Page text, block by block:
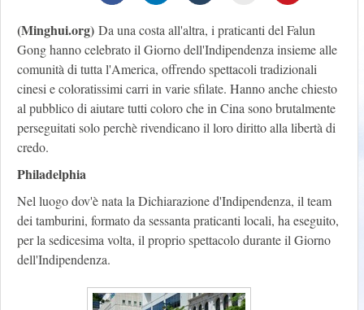
(Minghui.org) Da una costa all'altra, i praticanti del Falun
Gong hanno celebrato il Giorno dell'Indipendenza insieme alle
comunità di tutta l'America, offrendo spettacoli tradizionali
cinesi e coloratissimi carri in varie sfilate. Hanno anche chiesto
al pubblico di aiutare tutti coloro che in Cina sono brutalmente
perseguitati solo perchè rivendicano il loro diritto alla libertà di
credo.
Philadelphia
Nel luogo dov'è nata la Dichiarazione d'Indipendenza, il team
dei tamburini, formato da sessanta praticanti locali, ha eseguito,
per la sedicesima volta, il proprio spettacolo durante il Giorno
dell'Indipendenza.